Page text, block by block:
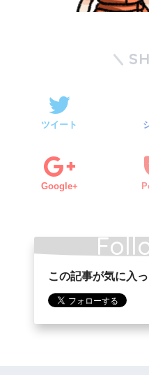
ツイート
Google+
この記事が気に入